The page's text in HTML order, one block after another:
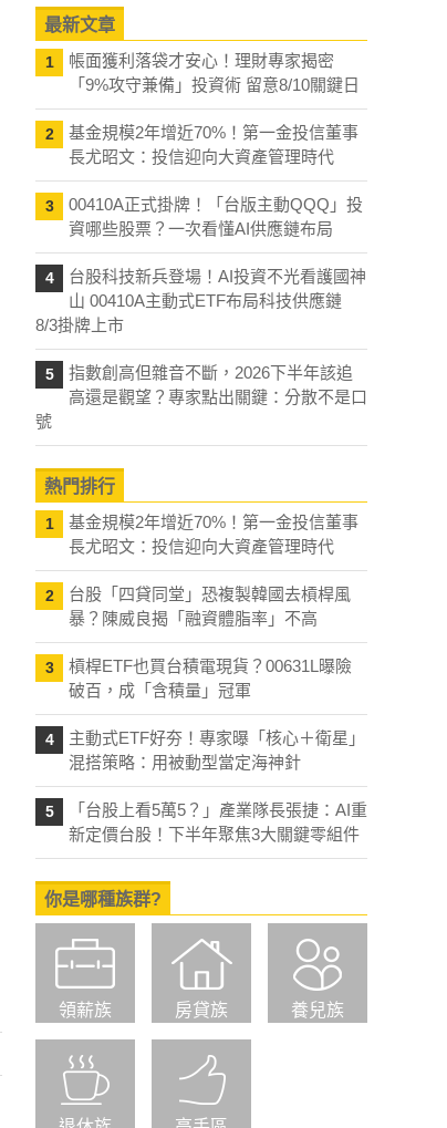
最新文章
1
帳面獲利落袋才安心！理財專家揭密
「9%攻守兼備」投資術 留意8/10關鍵日
2
基金規模2年增近70%！第一金投信董事
長尤昭文：投信迎向大資產管理時代
3
00410A正式掛牌！「台版主動QQQ」投
資哪些股票？一次看懂AI供應鏈布局
4
台股科技新兵登場！AI投資不光看護國神
山 00410A主動式ETF布局科技供應鏈
8/3掛牌上市
5
指數創高但雜音不斷，2026下半年該追
高還是觀望？專家點出關鍵：分散不是口
號
熱門排行
1
基金規模2年增近70%！第一金投信董事
長尤昭文：投信迎向大資產管理時代
2
台股「四貸同堂」恐複製韓國去槓桿風
暴？陳威良揭「融資體脂率」不高
3
槓桿ETF也買台積電現貨？00631L曝險
破百，成「含積量」冠軍
4
主動式ETF好夯！專家曝「核心＋衛星」
混搭策略：用被動型當定海神針
5
「台股上看5萬5？」產業隊長張捷：AI重
新定價台股！下半年聚焦3大關鍵零組件
你是哪種族群?
領薪族 房貸族 養兒族